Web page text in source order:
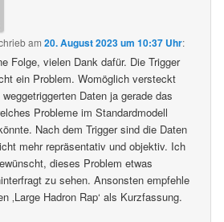
am20. August 2023 um 10:37 Uhr:
Folge, vielen Dank dafür. Die Trigger
ein Problem. Womöglich versteckt
Daten ja gerade das
Probleme im Standardmodell
Nach dem Trigger sind die Daten
mehr repräsentativ und objektiv. Ich
dieses Problem etwas
zu sehen. Ansonsten empfehle
‚Large Hadron Rap‘ als Kurzfassung.